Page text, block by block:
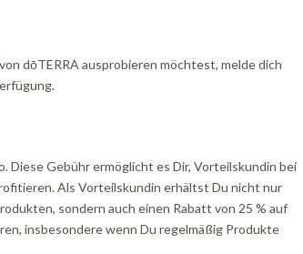
von dōTERRA ausprobieren möchtest, melde dich
Diese Gebühr ermöglicht es Dir, Vorteilskundin bei
Als Vorteilskundin erhältst Du nicht nur
sondern auch einen Rabatt von 25 % auf
insbesondere wenn Du regelmäßig Produkte